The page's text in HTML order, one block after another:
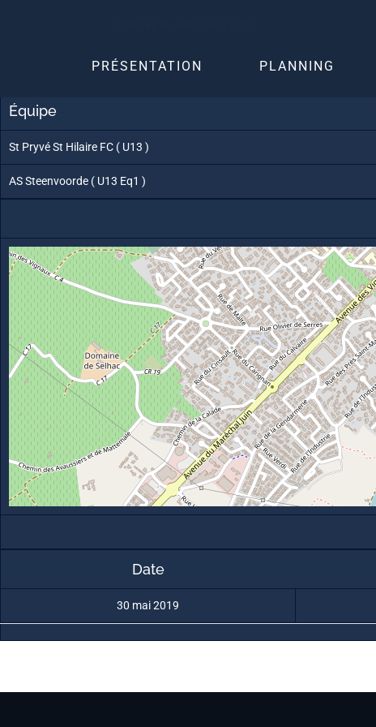
PRÉSENTATION PLANNING
Équipe
St Pryvé St Hilaire FC ( U13 )
AS Steenvoorde ( U13 Eq1 )
Date
30 mai 2019